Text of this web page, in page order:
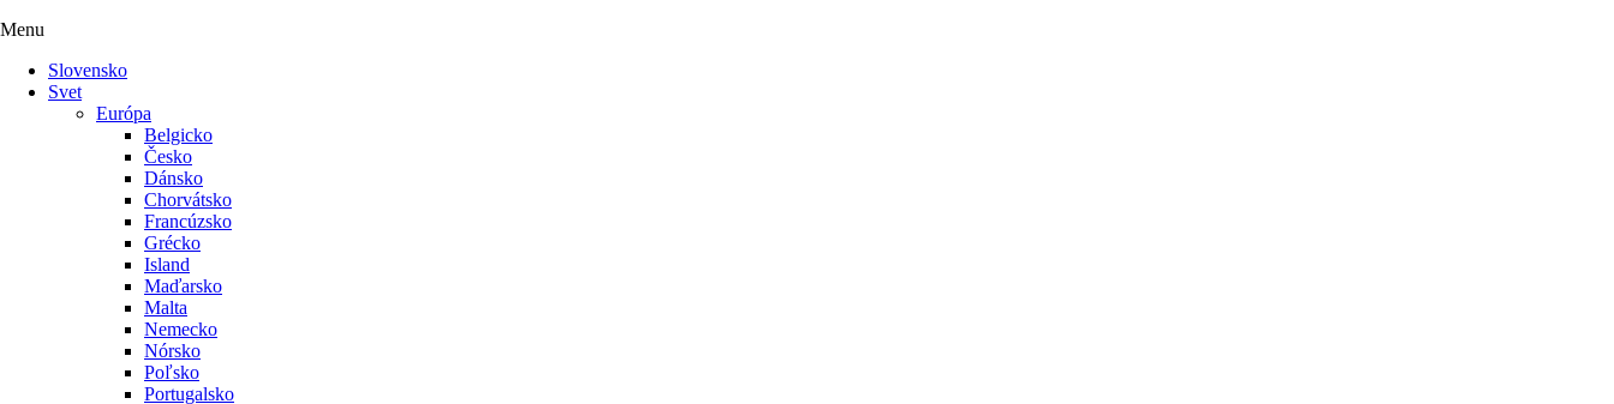
Menu
Slovensko
Svet
Európa
Belgicko
Česko
Dánsko
Chorvátsko
Francúzsko
Grécko
Island
Maďarsko
Malta
Nemecko
Nórsko
Poľsko
Portugalsko